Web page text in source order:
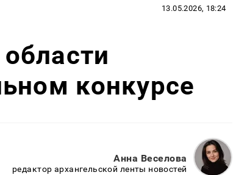
13.05.2026, 18:24
конкурсе
Анна Веселова
редактор архангельской ленты новостей